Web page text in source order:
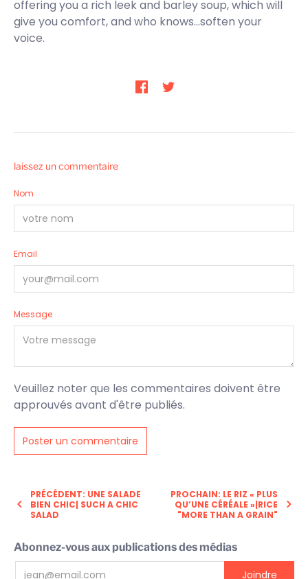
offering you a rich leek and barley soup, which will
give you comfort, and who knows…soften your
voice.
laissez un commentaire
Nom
Email
Message
Veuillez noter que les commentaires doivent être
approuvés avant d'être publiés.
PRÉCÉDENT: UNE SALADE
BIEN CHIC| SUCH A CHIC
SALAD
PROCHAIN: LE RIZ « PLUS
QU’UNE CÉRÉALE »|RICE
"MORE THAN A GRAIN"
Abonnez-vous aux publications des médias